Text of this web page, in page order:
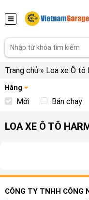
Trang chủ » Loa xe Ô tô
Hãng
Mới Bán chạy
LOA XE Ô TÔ
CÔNG TY TNHH CÔNG